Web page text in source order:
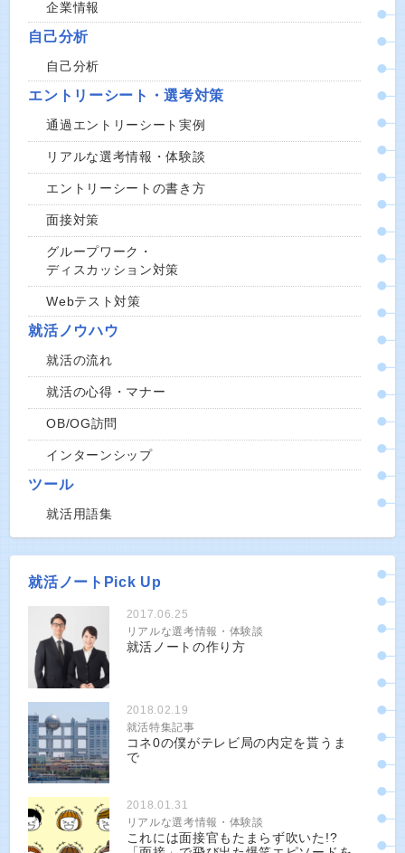
企業情報
自己分析
自己分析
エントリーシート・選考対策
通過エントリーシート実例
リアルな選考情報・体験談
エントリーシートの書き方
面接対策
グループワーク・
ディスカッション対策
Webテスト対策
就活ノウハウ
就活の流れ
就活の心得・マナー
OB/OG訪問
インターンシップ
ツール
就活用語集
就活ノートPick Up
2017.06.25
リアルな選考情報・体験談
就活ノートの作り方
2018.02.19
就活特集記事
コネ0の僕がテレビ局の内定を貰うま
で
2018.01.31
リアルな選考情報・体験談
これには面接官もたまらず吹いた!?